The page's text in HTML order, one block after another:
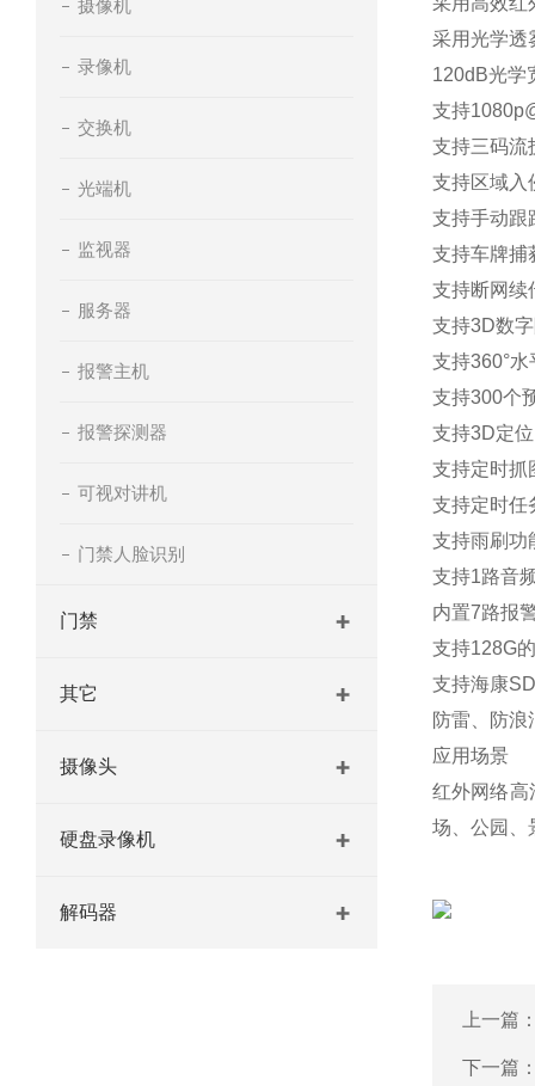
摄像机
录像机
交换机
光端机
监视器
服务器
报警主机
报警探测器
可视对讲机
门禁人脸识别
门禁
其它
摄像头
硬盘录像机
解码器
采用光学透
120dB光学
支持
支持三码流
支持区域入
支持手动跟
支持车牌捕
支持断网续
支持3D数
支持360°水
支持300个
支持3D定
支持定时抓
支持定时任
支持雨刷功
支持1路音
内置7路报
支持128G
支持海康
防雷、防浪
应用场景
红外网络高
场、公园、
上一篇
下一篇